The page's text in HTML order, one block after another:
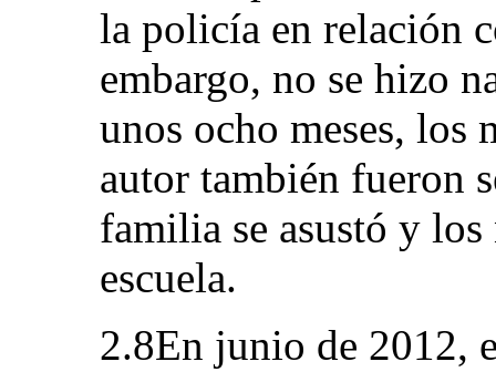
la policía en relación
embargo, no se hizo
unos ocho meses, los
autor también fueron
familia se asustó y
escuela.
2.8En junio de 2012,